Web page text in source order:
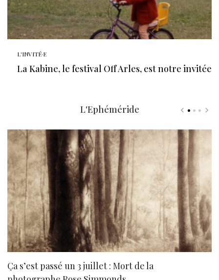
L'INVITÉ·E
La Kabine, le festival Off Arles, est notre invitée
L'Ephéméride
Ça s’est passé un 3 juillet : Mort de la